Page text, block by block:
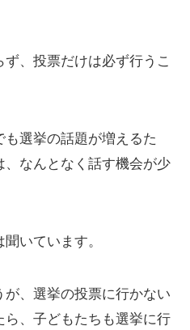
、投票だけは必ず行うこ
選挙の話題が増えるた
なんとなく話す機会が少
いています。
、選挙の投票に行かない
ら、子どもたちも選挙に行